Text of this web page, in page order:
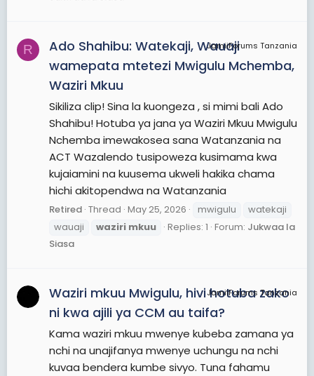
R JamiiForums Tanzania
Ado Shahibu: Watekaji, Wauaji
wamepata mtetezi Mwigulu Mchemba,
Waziri Mkuu
Sikiliza clip! Sina la kuongeza , si mimi bali Ado
Shahibu! Hotuba ya jana ya Waziri Mkuu Mwigulu
Nchemba imewakosea sana Watanzania na
ACT Wazalendo tusipoweza kusimama kwa
kujaiamini na kuusema ukweli hakika chama
hichi akitopendwa na Watanzania
Retired Thread May 25, 2026 mwigulu
watekaji
wauaji
waziri mkuu Replies: 1 Forum: Jukwaa la
Siasa
JamiiForums Tanzania
Waziri mkuu Mwigulu, hivi hotuba zako
ni kwa ajili ya CCM au taifa?
Kama waziri mkuu mwenye kubeba zamana ya
nchi na unajifanya mwenye uchungu na nchi
kuvaa bendera kumbe sivyo. Tuna fahamu